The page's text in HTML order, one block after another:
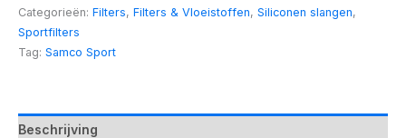
Categorieën: Filters, Filters & Vloeistoffen, Siliconen slangen,
Sportfilters
Tag: Samco Sport
Beschrijving